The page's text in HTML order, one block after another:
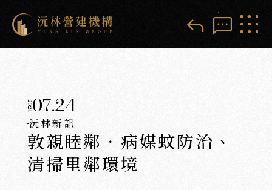
reply sms
202407.24
沅林新訊
敦親睦鄰．病媒蚊防治、
清掃里鄰環境